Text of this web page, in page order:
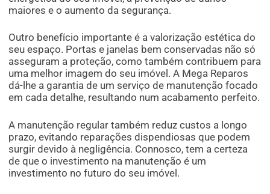
maiores e o aumento da segurança.
Outro benefício importante é a valorização estética do
seu espaço. Portas e janelas bem conservadas não só
asseguram a proteção, como também contribuem para
uma melhor imagem do seu imóvel. A Mega Reparos
dá-lhe a garantia de um serviço de manutenção focado
em cada detalhe, resultando num acabamento perfeito.
A manutenção regular também reduz custos a longo
prazo, evitando reparações dispendiosas que podem
surgir devido à negligência. Connosco, tem a certeza
de que o investimento na manutenção é um
investimento no futuro do seu imóvel.